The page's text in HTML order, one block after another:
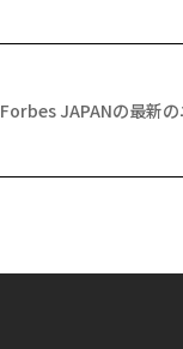
Forbes JAPANの最新